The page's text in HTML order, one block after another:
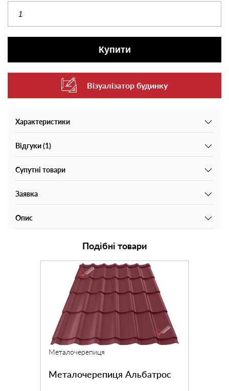
Купити
Візуалізатор будинку
Характеристики
Відгуки (1)
Супутні товари
Заявка
Опис
Подібні товари
Металочерепиця
Металочерепиця Альбатрос